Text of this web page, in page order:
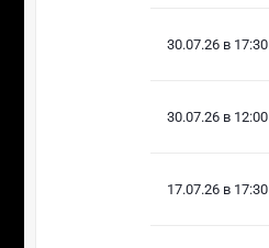
30.07.26 в 17:30
30.07.26 в 12:00
17.07.26 в 17:30